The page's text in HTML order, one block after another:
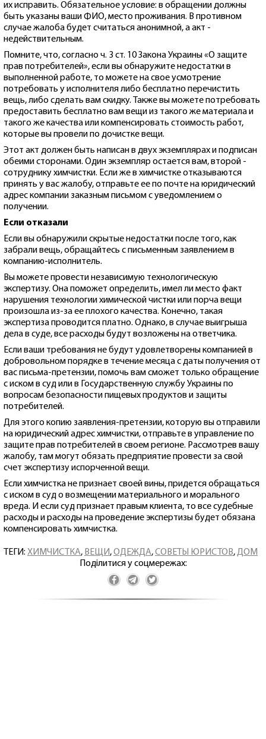
их исправить. Обязательное условие: в обращении должны
быть указаны ваши ФИО, место проживания. В противном
случае жалоба будет считаться анонимной, а акт -
недействительным.
Помните, что, согласно ч. 3 ст. 10 Закона Украины «О защите
прав потребителей», если вы обнаружите недостатки в
выполненной работе, то можете на свое усмотрение
потребовать у исполнителя либо бесплатно перечистить
вещь, либо сделать вам скидку. Также вы можете потребовать
предоставить бесплатно вам вещи из такого же материала и
такого же качества или компенсировать стоимость работ,
которые вы провели по дочистке вещи.
Этот акт должен быть написан в двух экземплярах и подписан
обеими сторонами. Один экземпляр остается вам, второй -
сотруднику химчистки. Если же в химчистке отказываются
принять у вас жалобу, отправьте ее по почте на юридический
адрес компании заказным письмом с уведомлением о
получении.
Если отказали
Если вы обнаружили скрытые недостатки после того, как
забрали вещь, обращайтесь с письменным заявлением в
компанию-исполнитель.
Вы можете провести независимую технологическую
экспертизу. Она поможет определить, имел ли место факт
нарушения технологии химической чистки или порча вещи
произошла из-за ее плохого качества. Конечно, такая
экспертиза проводится платно. Однако, в случае выигрыша
дела в суде, все расходы будут возложены на ответчика.
Если ваши требования не будут удовлетворены компанией в
добровольном порядке в течение месяца с даты получения от
вас письма-претензии, помочь вам сможет только обращение
с иском в суд или в Государственную службу Украины по
вопросам безопасности пищевых продуктов и защиты
потребителей.
Для этого копию заявления-претензии, которую вы отправили
на юридический адрес химчистки, отправьте в управление по
защите прав потребителей в своем регионе. Рассмотрев вашу
жалобу, там могут обязать предприятие провести за свой
счет экспертизу испорченной вещи.
Если химчистка не признает своей вины, придется обращаться
с иском в суд о возмещении материального и морального
вреда. И если суд признает правым клиента, то все судебные
расходы и расходы на проведение экспертизы будет обязана
компенсировать химчистка.
ТЕГИ: ХИМЧИСТКА, ВЕЩИ,ОДЕЖДА,СОВЕТЫ ЮРИСТОВ,ДОМ
Поділитися у соцмережах: